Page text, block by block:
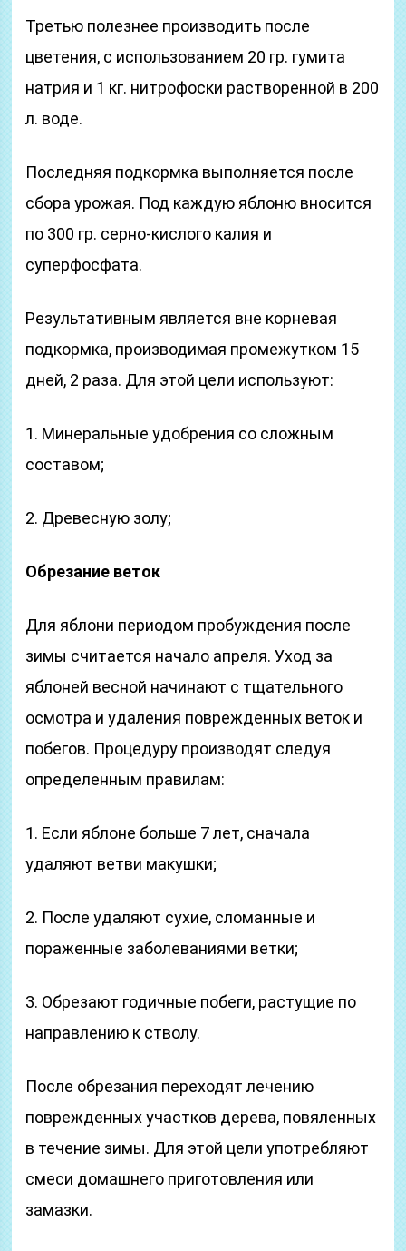
Третью полезнее производить после
цветения, с использованием 20 гр. гумита
натрия и 1 кг. нитрофоски растворенной в 200
л. воде.
Последняя подкормка выполняется после
сбора урожая. Под каждую яблоню вносится
по 300 гр. серно-кислого калия и
суперфосфата.
Результативным является вне корневая
подкормка, производимая промежутком 15
дней, 2 раза. Для этой цели используют:
1. Минеральные удобрения со сложным
составом;
2. Древесную золу;
Обрезание веток
Для яблони периодом пробуждения после
зимы считается начало апреля. Уход за
яблоней весной начинают с тщательного
осмотра и удаления поврежденных веток и
побегов. Процедуру производят следуя
определенным правилам:
1. Если яблоне больше 7 лет, сначала
удаляют ветви макушки;
2. После удаляют сухие, сломанные и
пораженные заболеваниями ветки;
3. Обрезают годичные побеги, растущие по
направлению к стволу.
После обрезания переходят лечению
поврежденных участков дерева, повяленных
в течение зимы. Для этой цели употребляют
смеси домашнего приготовления или
замазки.